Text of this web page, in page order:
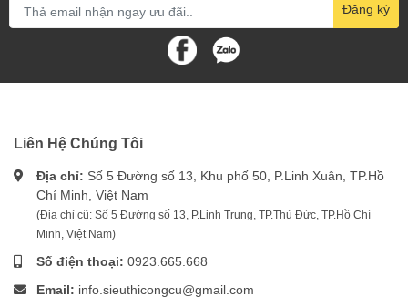
Đăng ký
Liên Hệ Chúng Tôi
Địa chỉ: Số 5 Đường số 13, Khu phố 50, P.Linh Xuân, TP.Hồ
Chí Minh, Việt Nam
(Địa chỉ cũ: Số 5 Đường số 13, P.Linh Trung, TP.Thủ Đức, TP.Hồ Chí
Minh, Việt Nam)
Số điện thoại: 0923.665.668
Email: info.sieuthicongcu@gmail.com